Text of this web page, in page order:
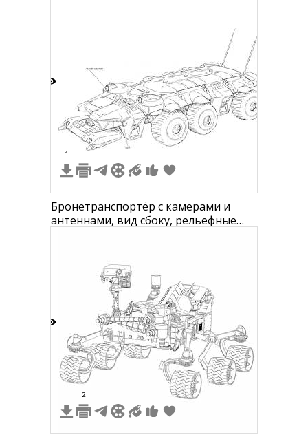
1
Бронетранспортёр с камерами и
антеннами, вид сбоку, рельефные
2